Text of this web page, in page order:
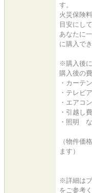
す。
火災保険
目安にし
あなたに
に購入で
※購入後に
購入後の
・カーテ
・テレビ
・エアコ
・引越し
・照明
（物件価
ます）
※詳細はブ
をご参考